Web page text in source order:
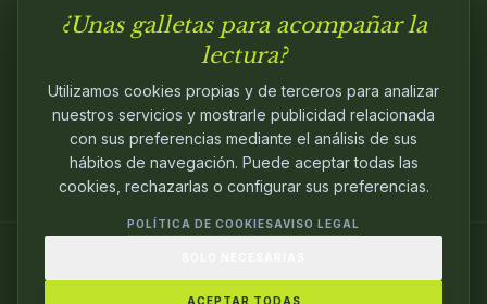
Únete a nuestra comunidad y sé el primero en conocer las
PASIÓN.
¿Unas galletas para acompañar la
lectura?
Utilizamos cookies propias y de terceros para analizar
nuestros servicios y mostrarle publicidad relacionada
con sus preferencias mediante el análisis de sus
hábitos de navegación. Puede aceptar todas las
cookies, rechazarlas o configurar sus preferencias.
POLÍTICA DE COOKIESAVISO LEGAL
ACEPTAR TODAS